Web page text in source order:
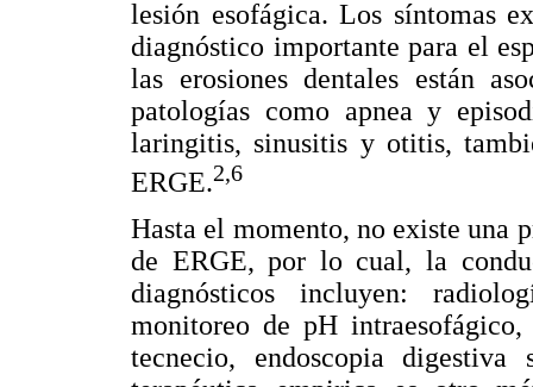
lesión esofágica. Los síntomas
diagnóstico importante para el
las erosiones dentales están
patologías como apnea y
laringitis, sinusitis y otitis,
ERGE.2,6
Hasta el momento, no existe una
de ERGE, por lo cual, la
diagnósticos incluyen:
monitoreo de pH
tecnecio, endoscopia